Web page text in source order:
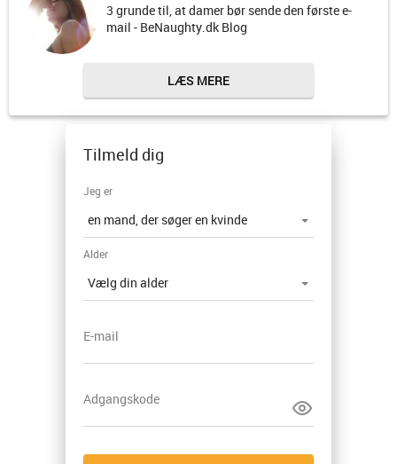
3 grunde til, at damer bør sende den første e-
mail - BeNaughty.dk Blog
LÆS MERE
Tilmeld dig
Jeg er
Alder
E-mail
Adgangskode